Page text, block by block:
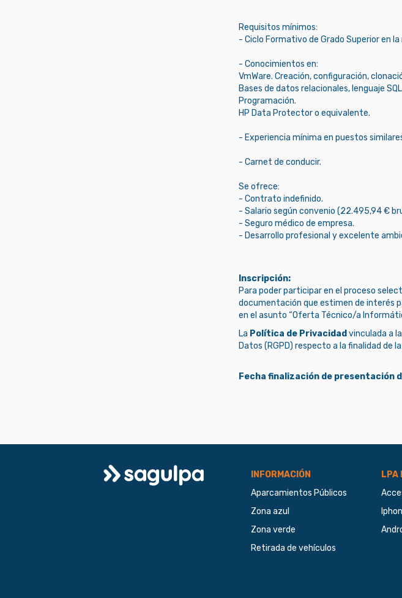
Requisitos mínimos:
- Ciclo Formativo de Grado Superior en
- Conocimientos en:
VmWare. Creación, configuración,
Bases de datos relacionales, lenguaje
Programación.
HP Data Protector o equivalente.
- Experiencia mínima en puestos
- Carnet de conducir.
Se ofrece:
- Contrato indefinido.
- Salario según convenio (22.495,94 €
- Seguro médico de empresa.
- Desarrollo profesional y excelente
Inscripción:
Para poder participar en el proceso
documentación que estimen de interés
en el asunto “Oferta Técnico/a
La Política de Privacidad vinculada a
Datos (RGPD) respecto a la finalidad de
Fecha finalización de presentación
Logo
INFORMACIÓN
Aparcamientos Públicos
Zona azul
Zona verde
Retirada de vehículos
LPA